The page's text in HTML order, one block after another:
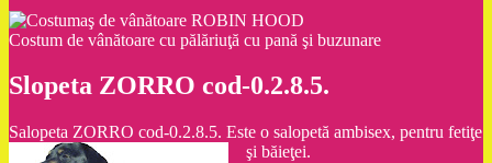
Costum de vânătoare cu pălăriuţă cu pană şi buzunare
Slopeta ZORRO cod-0.2.8.5.
Salopeta ZORRO cod-0.2.8.5. Este o salopetă ambisex, pentru fetiţe
şi băieţei.